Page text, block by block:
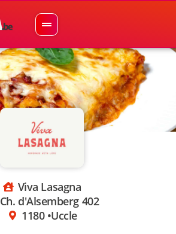
Viva Lasagna
Ch. d'Alsemberg 402
1180 •Uccle